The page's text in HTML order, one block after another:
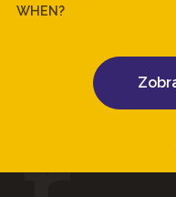
WHEN?